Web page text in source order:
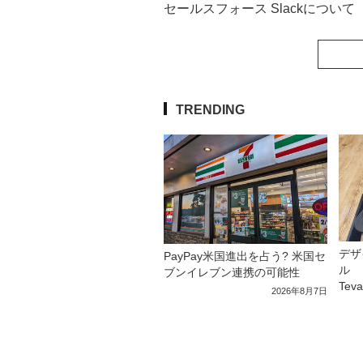
セールスフォース Slackについて
TRENDING
PayPay米国進出を占う? 米国セ
ブンイレブン連携の可能性
2026年8月7日
デ
ル